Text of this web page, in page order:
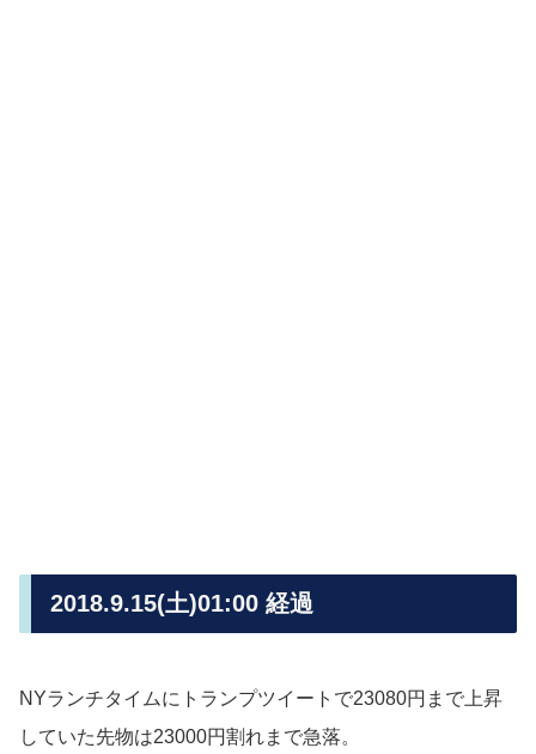
2018.9.15(土)01:00 経過
NYランチタイムにトランプツイートで23080円まで上昇
していた先物は23000円割れまで急落。